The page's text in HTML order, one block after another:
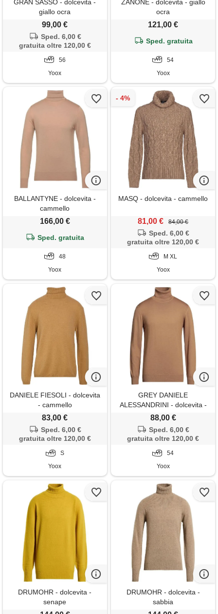
GRAN SASSO - dolcevita -
giallo ocra
99,00 €
Sped. 6,00 €
gratuita oltre 120,00 €
56
Yoox
ZANONE - dolcevita - giallo
ocra
121,00 €
Sped. gratuita
54
Yoox
BALLANTYNE - dolcevita -
cammello
166,00 €
Sped. gratuita
48
Yoox
MASQ - dolcevita - cammello
81,00 € 84,00 €
Sped. 6,00 €
gratuita oltre 120,00 €
M XL
Yoox
DANIELE FIESOLI - dolcevita
- cammello
83,00 €
Sped. 6,00 €
gratuita oltre 120,00 €
S
Yoox
GREY DANIELE
ALESSANDRINI - dolcevita -
cammello
88,00 €
Sped. 6,00 €
gratuita oltre 120,00 €
54
Yoox
DRUMOHR - dolcevita -
senape
DRUMOHR - dolcevita -
sabbia